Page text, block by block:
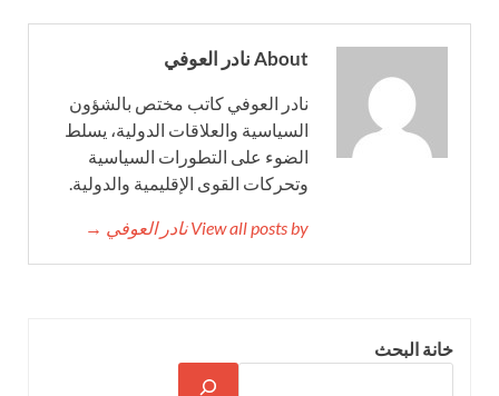
About نادر العوفي
نادر العوفي كاتب مختص بالشؤون
السياسية والعلاقات الدولية، يسلط
الضوء على التطورات السياسية
وتحركات القوى الإقليمية والدولية.
View all posts by نادر العوفي →
خانة البحث